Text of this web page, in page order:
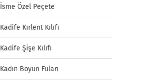
İsme Özel Peçete
Kadife Kırlent Kılıfı
Kadife Şişe Kılıfı
Kadın Boyun Fuları